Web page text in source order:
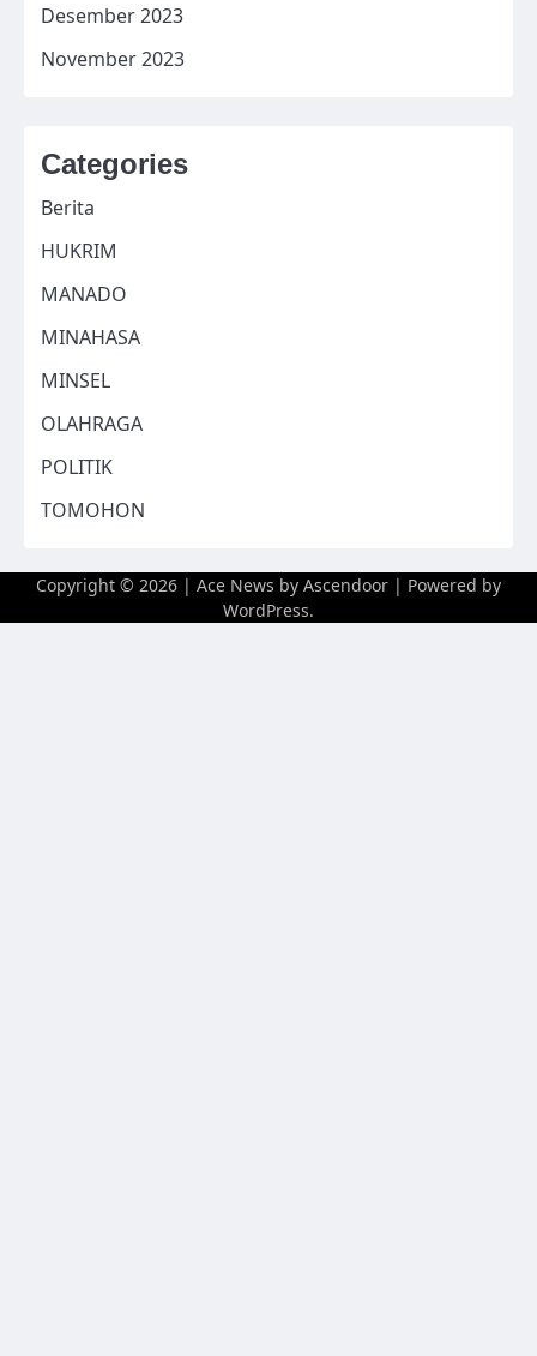
Desember 2023
November 2023
Categories
Berita
HUKRIM
MANADO
MINAHASA
MINSEL
OLAHRAGA
POLITIK
TOMOHON
Copyright © 2026 | Ace News by Ascendoor | Powered by
WordPress.